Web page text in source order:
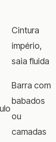
Cintura
império,
saia fluida
Barra com
babados
ou
camadas